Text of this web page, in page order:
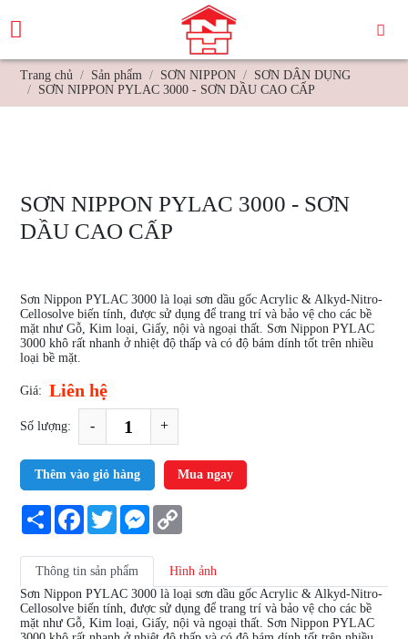
Trang chủ Sản phẩm SƠN NIPPON
SƠN DÂN DỤNG
SƠN NIPPON PYLAC 3000 - SƠN DẦU CAO CẤP
SƠN NIPPON PYLAC 3000 - SƠN
DẦU CAO CẤP
Sơn Nippon PYLAC 3000 là loại sơn dầu gốc Acrylic & Alkyd-Nitro-
Cellosolve biến tính, được sử dụng để trang trí và bảo vệ cho các bề
mặt như Gỗ, Kim loại, Giấy, nội và ngoại thất. Sơn Nippon PYLAC
3000 khô rất nhanh ở nhiệt độ thấp và có độ bám dính tốt trên nhiều
loại bề mặt.
Giá: Liên hệ
Số lượng: - +
Thêm vào giỏ hàng Mua ngay
Share FacebookTwitterMessenger
Thông tin sản phẩm
Hình ảnh
Sơn Nippon PYLAC 3000 là loại sơn dầu gốc Acrylic & Alkyd-Nitro-
Cellosolve biến tính, được sử dụng để trang trí và bảo vệ cho các bề
mặt như Gỗ, Kim loại, Giấy, nội và ngoại thất. Sơn Nippon PYLAC